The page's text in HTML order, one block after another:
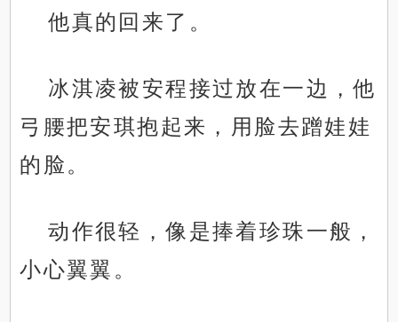
他真的回来了。
冰淇凌被安程接过放在一边，他
弓腰把安琪抱起来，用脸去蹭娃娃
的脸。
动作很轻，像是捧着珍珠一般，
小心翼翼。